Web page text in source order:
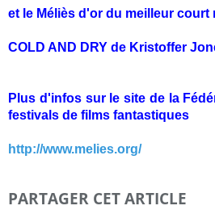
et le Méliès d'or du meilleur court
COLD AND DRY de Kristoffer
Plus d'infos sur le site de la
festivals de films fantastiques
http://www.melies.org/
PARTAGER CET ARTICLE